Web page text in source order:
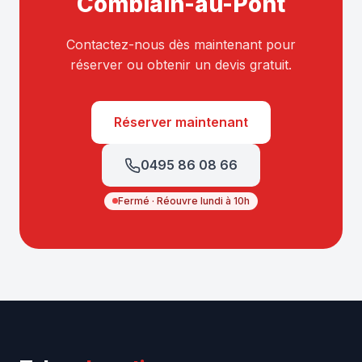
Contactez-nous dès maintenant pour
réserver ou obtenir un devis gratuit.
Réserver maintenant
0495 86 08 66
Fermé · Réouvre lundi à 10h